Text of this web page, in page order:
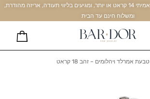
כל התכשיטים עשויים זהב אמיתי 14 קראט או יותר, ומגיעים בליווי תעודה, אריזה מהודרת,
ומשלוח חינם עד הבית
טבעת אמרלד ויהלומים – זהב 18 קראט